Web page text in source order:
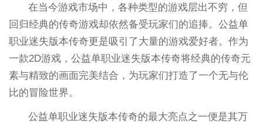
在当今游戏市场中，各种类型的游戏层出不穷，但
回归经典的传奇游戏却依然备受玩家们的追捧。公益单
职业迷失版本传奇更是吸引了大量的游戏爱好者。作为
一款2D游戏，公益单职业迷失版本传奇将经典的传奇元
素与精致的画面完美结合，为玩家们打造了一个无与伦
比的冒险世界。
公益单职业迷失版本传奇的最大亮点之一便是其万